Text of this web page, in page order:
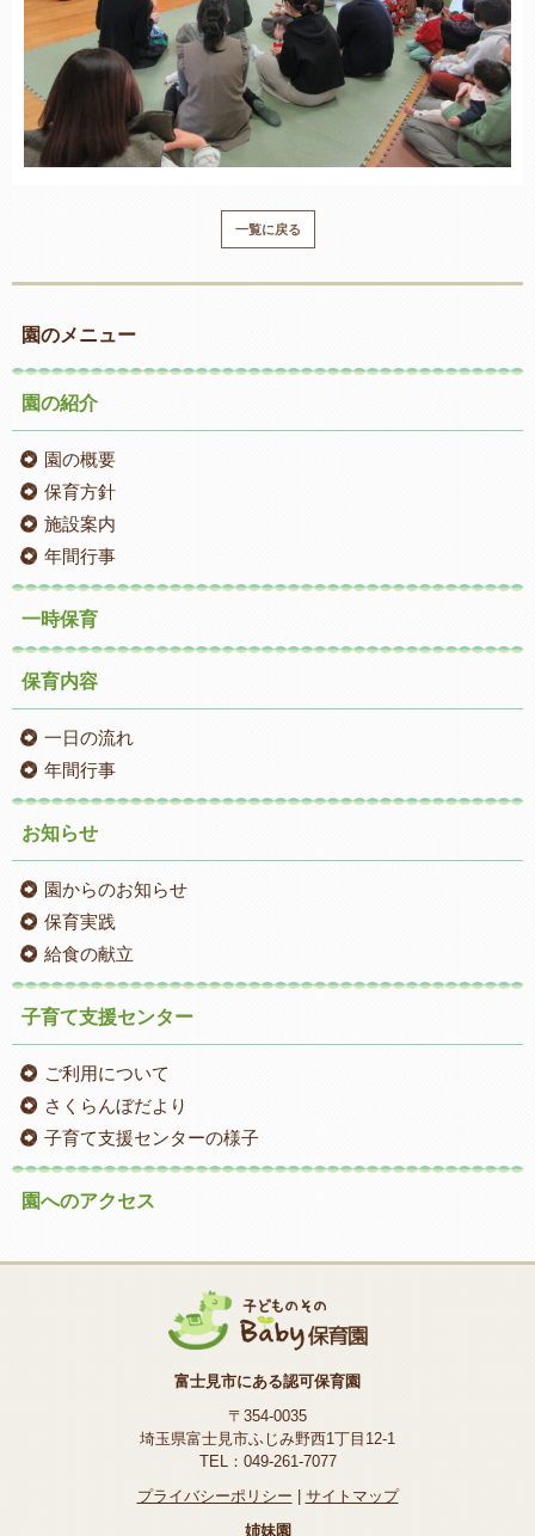
一覧に戻る
園のメニュー
園の紹介
園の概要
保育方針
施設案内
年間行事
一時保育
保育内容
一日の流れ
年間行事
お知らせ
園からのお知らせ
保育実践
給食の献立
子育て支援センター
ご利用について
さくらんぼだより
子育て支援センターの様子
園へのアクセス
富士見市にある認可保育園
〒354-0035
埼玉県富士見市ふじみ野西1丁目12-1
TEL：049-261-7077
プライバシーポリシー | サイトマップ
姉妹園